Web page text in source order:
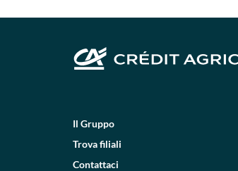
Il Gruppo
Trova filiali
Contattaci